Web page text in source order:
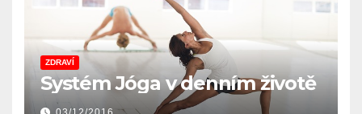
ZDRAVÍ
Systém Jóga v denním životě